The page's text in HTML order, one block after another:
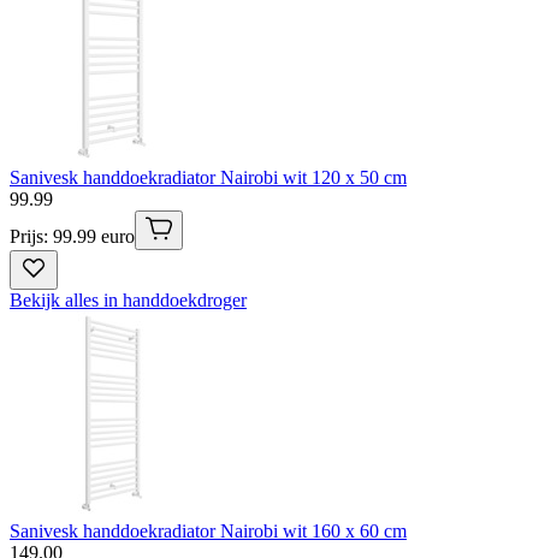
Sanivesk handdoekradiator Nairobi wit 120 x 50 cm
99.99
Prijs: 99.99 euro
Bekijk alles in handdoekdroger
Sanivesk handdoekradiator Nairobi wit 160 x 60 cm
149.00